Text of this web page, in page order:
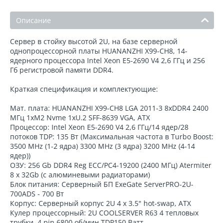
Описание
Сервер в стойку высотой 2U, на базе серверной
однопроцессорной платы HUANANZHI X99-CH8, 14-
ядерного процессора Intel Xeon E5-2690 V4 2,6 ГГц и 256
Гб регистровой памяти DDR4.
Краткая спецификация и комплектующие:
Мат. плата: HUANANZHI X99-CH8 LGA 2011-3 8хDDR4 2400
МГц 1xM2 Nvme 1xU.2 SFF-8639 VGA, АТХ
Процессор: Intel Xeon E5-2690 V4 2,6 ГГц/14 ядер/28
потоков TDP: 135 Вт (Максимальная частота в Turbo Boost:
3500 MHz (1-2 ядра) 3300 MHz (3 ядра) 3200 MHz (4-14
ядер))
ОЗУ: 256 Gb DDR4 Reg ECC/PC4-19200 (2400 МГц) Atermiter
8 x 32Gb (с алюминевыми радиаторами)
Блок питания: Серверный БП ExeGate ServerPRO-2U-
700ADS - 700 Вт
Корпус: Серверный корпус 2U 4 x 3.5" hot-swap, ATX
Кулер процессорный: 2U COOLSERVER R63 4 тепловых